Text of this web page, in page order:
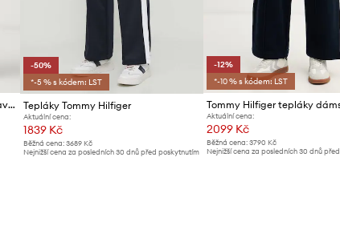
Tommy Hilfiger tepláky dámské bavlněné
-50%
*-5 % s kódem: LST
Tepláky Tommy Hilfiger
Aktuální cena:
1839 Kč
Běžná cena: 3689 Kč
Nejnižší cena za posledních 30 dnů před poskytnutím
-12%
*-10 % s kódem: LST
Aktuální cena:
2099 Kč
Běžná cena: 3790 Kč
Nejnižší cena za posledních 30 dnů